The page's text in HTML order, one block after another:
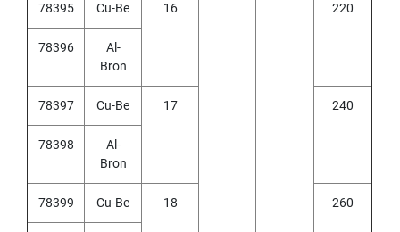
T
A
P
O
R
T
I
N
78395 Cu-Be 16 220
78396
Al-
Bron
78397 Cu-Be 17 240
78398
Al-
Bron
78399 Cu-Be 18 260